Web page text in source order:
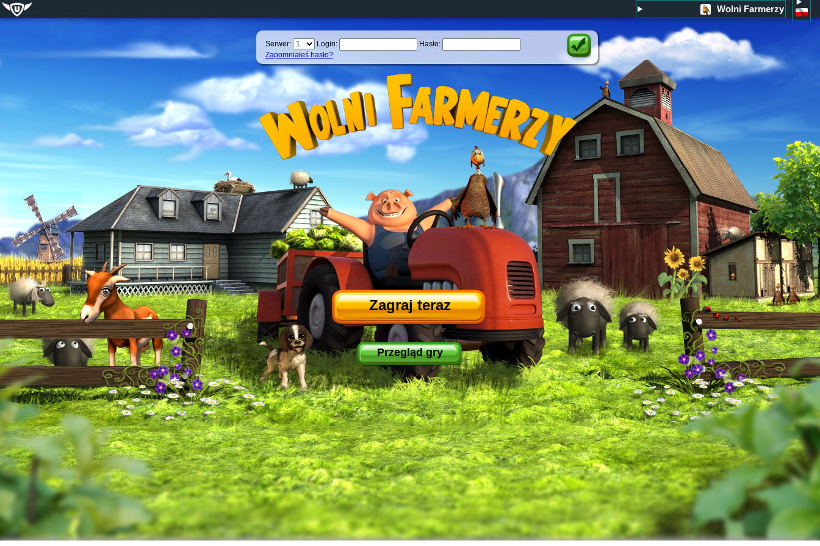
Serwer: Login:
Hasło:
Zapomniałeś hasło?
Zagraj teraz
Przegląd gry
Wolni Farmerzy